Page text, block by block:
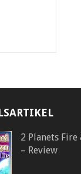
2 Planets Fire
– Review